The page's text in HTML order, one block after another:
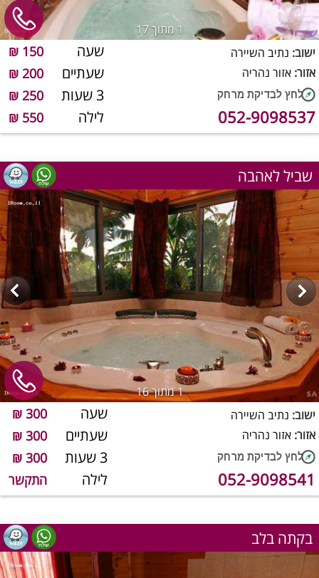
1 מתוך 17
שעה 150 ₪
שעתיים 200 ₪
3 שעות 250 ₪
לילה 550 ₪
ישוב: נתיב השיירה
אזור: אזור נהריה
052-9098537
שביל לאהבה
1מתוך 16
שעה 300 ₪
שעתיים 300 ₪
3 שעות 300 ₪
לילה התקשר
ישוב: נתיב השיירה
אזור: אזור נהריה
052-9098541
בקתה בלב